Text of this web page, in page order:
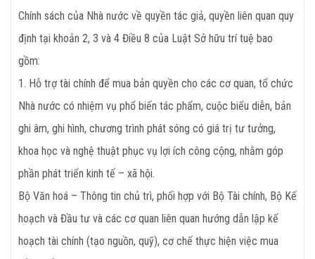
Chính sách của Nhà nước về quyền tác giả, quyền liên quan quy
định tại khoản 2, 3 và 4 Điều 8 của Luật Sở hữu trí tuệ bao
gồm:
1. Hỗ trợ tài chính để mua bản quyền cho các cơ quan, tổ chức
Nhà nước có nhiệm vụ phổ biến tác phẩm, cuộc biểu diễn, bản
ghi âm, ghi hình, chương trình phát sóng có giá trị tư tưởng,
khoa học và nghệ thuật phục vụ lợi ích công cộng, nhằm góp
phần phát triển kinh tế – xã hội.
Bộ Văn hoá – Thông tin chủ trì, phối hợp với Bộ Tài chính, Bộ Kế
hoạch và Đầu tư và các cơ quan liên quan hướng dẫn lập kế
hoạch tài chính (tạo nguồn, quỹ), cơ chế thực hiện việc mua